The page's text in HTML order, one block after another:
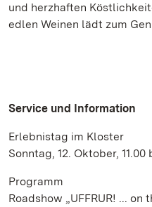
und herzhaften
edlen Weinen lädt zum
Service und Information
Erlebnistag im Kloster
Sonntag, 12. Oktober, 11.00
Programm
Roadshow „UFFRUR! ...